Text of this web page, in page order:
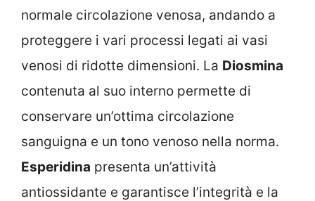
normale circolazione venosa, andando a
proteggere i vari processi legati ai vasi
venosi di ridotte dimensioni. La Diosmina
contenuta al suo interno permette di
conservare un’ottima circolazione
sanguigna e un tono venoso nella norma.
Esperidina presenta un’attività
antiossidante e garantisce l’integrità e la